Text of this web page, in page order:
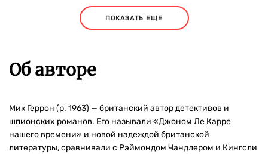
ПОКАЗАТЬ ЕЩЕ
Об авторе
Мик Геррон (р. 1963) — британский автор детективов и
шпионских романов. Его называли «Джоном Ле Карре
нашего времени» и новой надеждой британской
литературы, сравнивали с Рэймондом Чандлером и Кингсли